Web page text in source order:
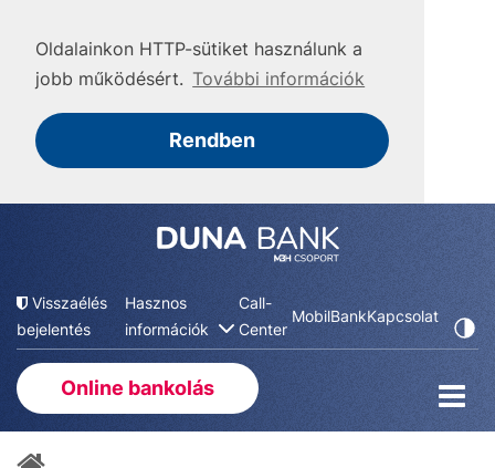
Oldalainkon HTTP-sütiket használunk a
jobb működésért. További információk
Rendben
Visszaélés
bejelentés
Hasznos
információk
Call-
Center
MobilBankKapcsolat
Online bankolás